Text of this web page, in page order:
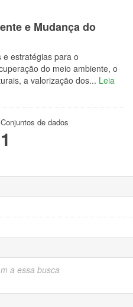
e Mudança do
estratégias para o
do meio ambiente, o
a valorização dos... Leia
Conjuntos de dados
1
a essa busca